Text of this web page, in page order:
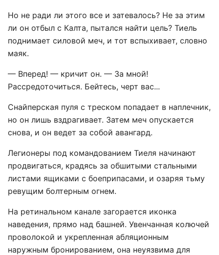
Но не ради ли этого все и затевалось? Не за этим
ли он отбыл с Калта, пытался найти цель? Тиель
поднимает силовой меч, и тот вспыхивает, словно
маяк.
— Вперед! — кричит он. — За мной!
Рассредоточиться. Бейтесь, черт вас...
Снайперская пуля с треском попадает в наплечник,
но он лишь вздрагивает. Затем меч опускается
снова, и он ведет за собой авангард.
Легионеры под командованием Тиеля начинают
продвигаться, крадясь за обшитыми стальными
листами ящиками с боеприпасами, и озаряя тьму
ревущим болтерным огнем.
На ретинальном канале загорается иконка
наведения, прямо над башней. Увенчанная колючей
проволокой и укрепленная абляционным
наружным бронированием, она неуязвима для